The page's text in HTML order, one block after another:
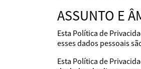
ASSUNTO E
Esta Política de
esses dados pessoais
Esta Política de